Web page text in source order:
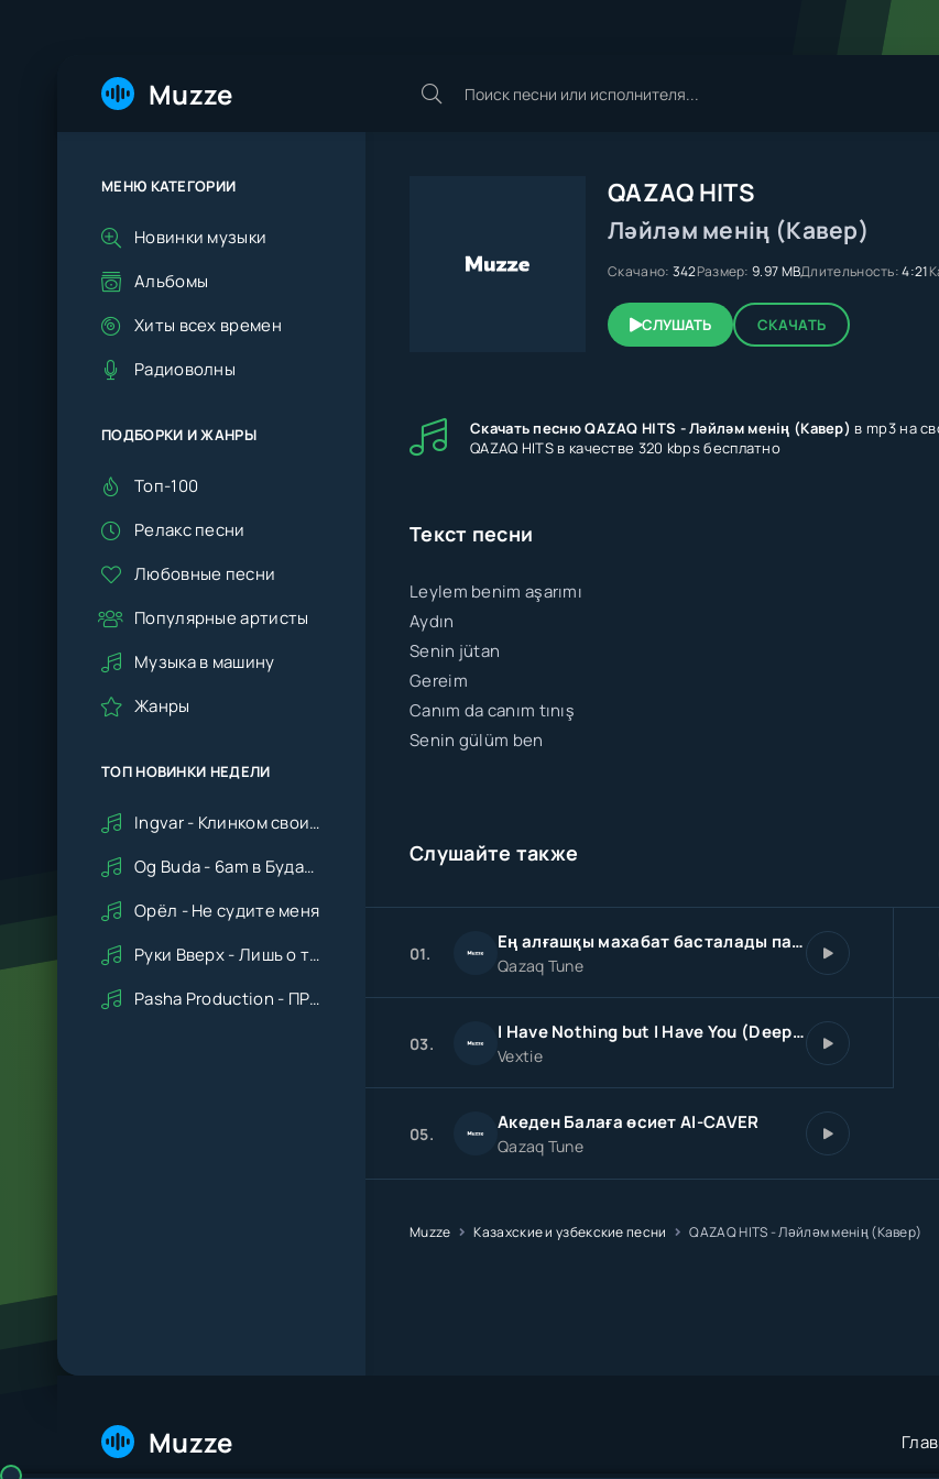
Muzze
QAZAQ HITS
Ләйләм менің (Кавер)
Скачано: 342Размер: 9.97 MBДлительность:4:21
СЛУШАТЬ СКАЧАТЬ
Скачать песню QAZAQ HITS - Ләйләм менің (Кавер) в mp3 на
QAZAQ HITS в качестве 320 kbps бесплатно
Текст песни
Leylem benim aşarımı
Aydın
Senin jütan
Gereim
Canım da canım tınış
Senin gülüm ben
Слушайте также
01. Ең алғашқы махабат басталады партадан ai-caver
Qazaq Tune
03. I Have Nothing but I Have You (Deep House)
Vextie
05. Акеден Балаға өсиет AI-CAVER
Qazaq Tune
Muzze Казахские и узбекские песни QAZAQ HITS - Ләйләм менің (Кавер)
МЕНЮ КАТЕГОРИИ
Новинки музыки
Альбомы
Хиты всех времен
Радиоволны
ПОДБОРКИ И ЖАНРЫ
Топ-100
Релакс песни
Любовные песни
Популярные артисты
Музыка в машину
Жанры
ТОП НОВИНКИ НЕДЕЛИ
Ingvar - Клинком своим ударишь ты по сердцу мне
Og Buda - 6am в Будапеште
Орёл - Не судите меня
Руки Вверх - Лишь о тебе мечтая (Remix cover Deep House)
Pasha Production - ПРАВДУ СКАЖИ
Muzze